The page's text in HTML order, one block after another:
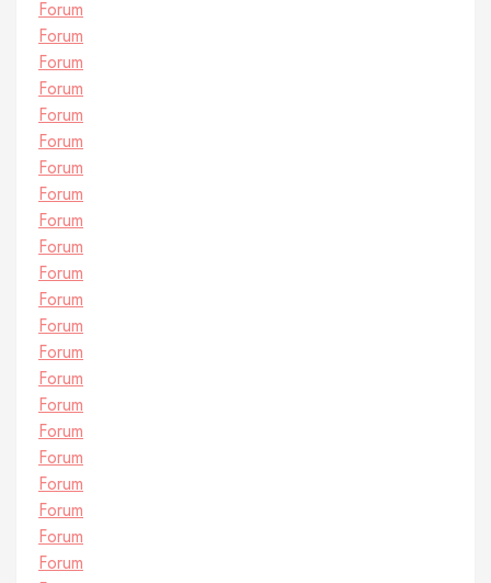
Forum
Forum
Forum
Forum
Forum
Forum
Forum
Forum
Forum
Forum
Forum
Forum
Forum
Forum
Forum
Forum
Forum
Forum
Forum
Forum
Forum
Forum